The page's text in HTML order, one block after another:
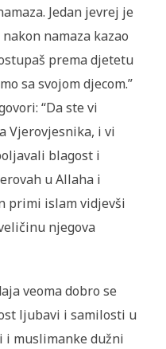
Jedan jevrej je
namaza kazao
prema djetetu
sa svojom djecom.”
“Da ste vi
Vjerovjesnika, i vi
blagost i
u Allaha i
primi islam vidjevši
njegova
veoma dobro se
ljubavi i samilosti u
i muslimanke dužni